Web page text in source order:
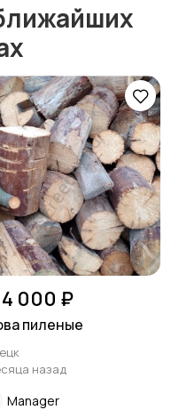
мебель
и ковры
4 000 ₽
пиленые
назад
Manager